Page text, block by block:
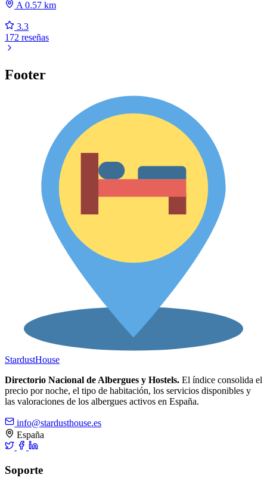
A 0.57 km
3.3
172 reseñas
Footer
StardustHouse
Directorio Nacional de Albergues y Hostels. El índice consolida el
precio por noche, el tipo de habitación, los servicios disponibles y
las valoraciones de los albergues activos en España.
info@stardusthouse.es
España
Soporte